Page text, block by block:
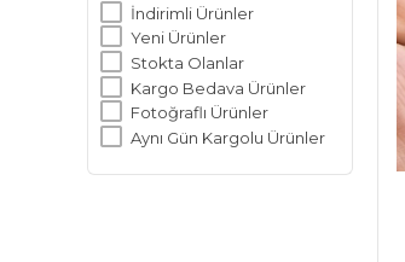
İndirimli Ürünler
Yeni Ürünler
Stokta Olanlar
Kargo Bedava Ürünler
Fotoğraflı Ürünler
Aynı Gün Kargolu Ürünler